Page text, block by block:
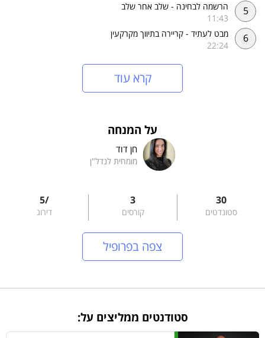
5
הרשמה לבחינה - שלב אחר שלב
11:43
6
מבט לעתיד - קריירה בתיווך מקרקעין
22:24
קרא עוד
על המנחה
חן דוד
מומחית לנדל"ן
30
סטונדטים
3
קורסים
/5
דירוג
צפה בפרופיל
סטודנטים ממליצים על: